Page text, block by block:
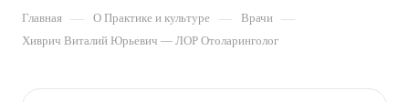
Главная — О Практике и культуре — Врачи —
Хиврич Виталий Юрьевич — ЛОР Отоларинголог